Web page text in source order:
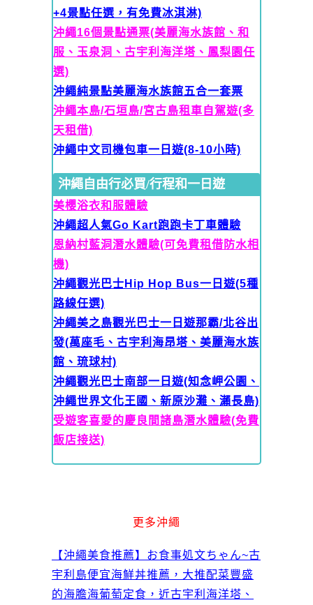
+4景點任選，有免費冰淇淋)
沖繩16個景點通票(美麗海水族館、和
服、玉泉洞、古宇利海洋塔、鳳梨園任
選)
沖繩純景點美麗海水族館五合一套票
沖繩本島/石垣島/宮古島租車自駕遊(多
天租借)
沖繩中文司機包車一日遊(8-10小時)
沖繩自由行必買/行程和一日遊
美櫻浴衣和服體驗
沖繩超人氣Go Kart跑跑卡丁車體驗
恩納村藍洞潛水體驗(可免費租借防水相
機)
沖繩觀光巴士Hip Hop Bus一日遊(5種
路線任選)
沖繩美之島觀光巴士一日遊那霸/北谷出
發(萬座毛、古宇利海昂塔、美麗海水族
館、琉球村)
沖繩觀光巴士南部一日遊(知念岬公園、
沖繩世界文化王國、新原沙灘、瀨長島)
受遊客喜愛的慶良間諸島潛水體驗(免費
飯店接送)
更多沖繩
【沖繩美食推薦】お食事処文ちゃん~古
宇利島便宜海鮮丼推薦，大推配菜豐盛
的海膽海葡萄定食，近古宇利海洋塔、